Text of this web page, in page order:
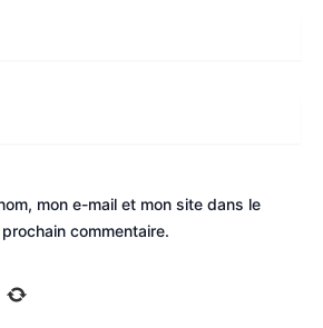
mon e-mail et mon site dans le
commentaire.